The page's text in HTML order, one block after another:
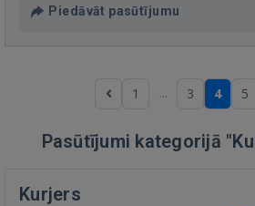
Piedāvāt pasūtījumu
1 ... 3 4 5
Pasūtījumi kategorijā
Kurjers